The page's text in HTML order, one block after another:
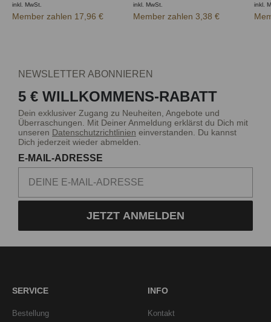
inkl. MwSt.
Member zahlen 17,96 €
inkl. MwSt.
Member zahlen 3,38 €
inkl.
NEWSLETTER ABONNIEREN
5 € WILLKOMMENS-RABATT
Dein exklusiver Zugang zu Neuheiten, Angebote und
Überraschungen. Mit Deiner Anmeldung erklärst du Dich mit
unseren Datenschutzrichtlinien einverstanden. Du kannst
Dich jederzeit wieder abmelden.
E-MAIL-ADRESSE
JETZT ANMELDEN
SERVICE
Bestellung
INFO
Kontakt